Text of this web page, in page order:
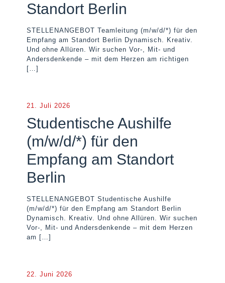
Standort Berlin
STELLENANGEBOT Teamleitung (m/w/d/*) für den
Empfang am Standort Berlin Dynamisch. Kreativ.
Und ohne Allüren. Wir suchen Vor-, Mit- und
Andersdenkende – mit dem Herzen am richtigen
[…]
21. Juli 2026
Studentische Aushilfe
(m/w/d/*) für den
Empfang am Standort
Berlin
STELLENANGEBOT Studentische Aushilfe
(m/w/d/*) für den Empfang am Standort Berlin
Dynamisch. Kreativ. Und ohne Allüren. Wir suchen
Vor-, Mit- und Andersdenkende – mit dem Herzen
am […]
22. Juni 2026